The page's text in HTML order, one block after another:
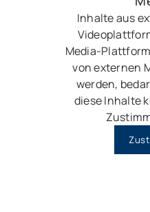
Inhalte aus
Media-
von externen
werden,
diese Inhalte